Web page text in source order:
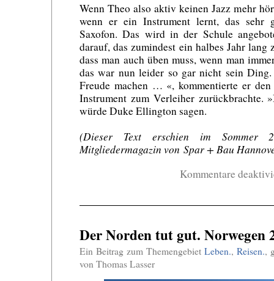
Wenn Theo also aktiv keinen Jazz mehr
wenn er ein Instrument lernt, das sehr
Saxofon. Das wird in der Schule
darauf, das zumindest ein halbes Jahr lang
dass man auch üben muss, wenn man
das war nun leider so gar nicht sein
Freude machen … «, kommentierte er
Instrument zum Verleiher zurückbrachte.
würde Duke Ellington sagen.
(Dieser Text erschien im Sommer
Mitgliedermagazin von Spar + Bau
Kommentare
Der Norden tut gut. Norwegen
Ein Beitrag zum Themengebiet Leben., Reisen.,
von Thomas Lasser